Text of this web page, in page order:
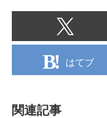
はてブ
関連記事